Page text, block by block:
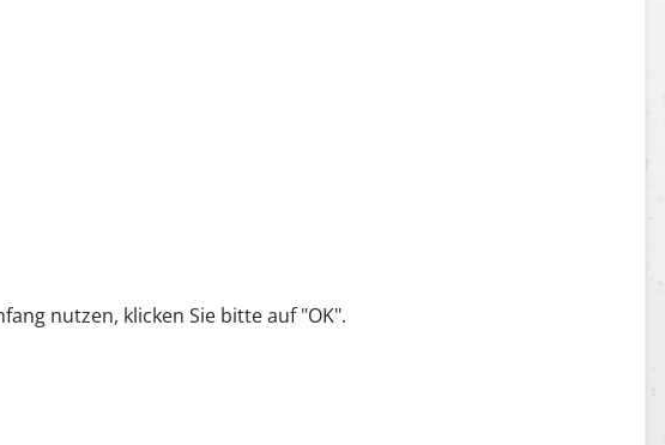
nutzen, klicken Sie bitte auf "OK".